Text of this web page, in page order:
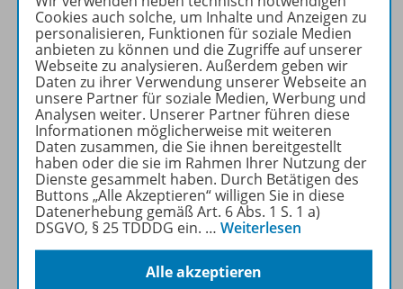
oder Tablet dabei.
Mehr erfahren
Produktinformationen
Beschreibung
Cookies auch solche, um Inhalte und Anzeigen zu
personalisieren, Funktionen für soziale Medien
anbieten zu können und die Zugriffe auf unserer
Webseite zu analysieren. Außerdem geben wir
Daten zu ihrer Verwendung unserer Webseite an
unsere Partner für soziale Medien, Werbung und
Analysen weiter. Unserer Partner führen diese
Informationen möglicherweise mit weiteren
Daten zusammen, die Sie ihnen bereitgestellt
haben oder die sie im Rahmen Ihrer Nutzung der
Dienste gesammelt haben. Durch Betätigen des
Buttons „Alle Akzeptieren“ willigen Sie in diese
Datenerhebung gemäß Art. 6 Abs. 1 S. 1 a)
DSGVO, § 25 TDDDG ein. … Weiterlesen
Alle akzeptieren